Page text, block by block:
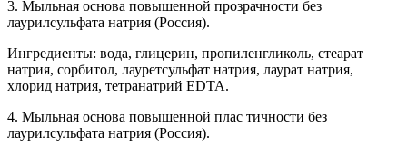
3. Мыльная основа повышенной прозрачности без
лаурилсульфата натрия (Россия).
Ингредиенты: вода, глицерин, пропиленгликоль, стеарат
натрия, сорбитол, лауретсульфат натрия, лаурат натрия,
хлорид натрия, тетранатрий EDTA.
4. Мыльная основа повышенной плас тичности без
лаурилсульфата натрия (Россия).